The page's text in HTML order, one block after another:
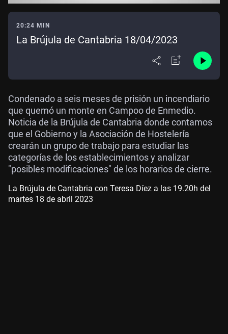
20:24 MIN
La Brújula de Cantabria 18/04/2023
Condenado a seis meses de prisión un incendiario
que quemó un monte en Campoo de Enmedio.
Noticia de la Brújula de Cantabria donde contamos
que el Gobierno y la Asociación de Hostelería
crearán un grupo de trabajo para estudiar las
categorías de los establecimientos y analizar
"posibles modificaciones" de los horarios de cierre.
La Brújula de Cantabria con Teresa Díez a las 19.20h del
martes 18 de abril 2023